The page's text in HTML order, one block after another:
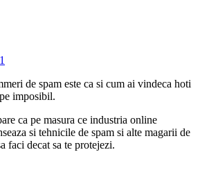
de spam este ca si cum ai vindeca hoti
imposibil.
ca pe masura ce industria online
si tehnicile de spam si alte magarii de
faci decat sa te protejezi.